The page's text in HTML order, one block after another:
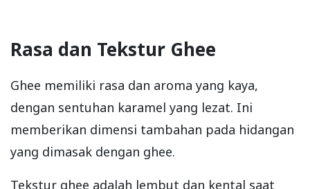
Rasa dan Tekstur Ghee
Ghee memiliki rasa dan aroma yang kaya,
dengan sentuhan karamel yang lezat. Ini
memberikan dimensi tambahan pada hidangan
yang dimasak dengan ghee.
Tekstur ghee adalah lembut dan kental saat